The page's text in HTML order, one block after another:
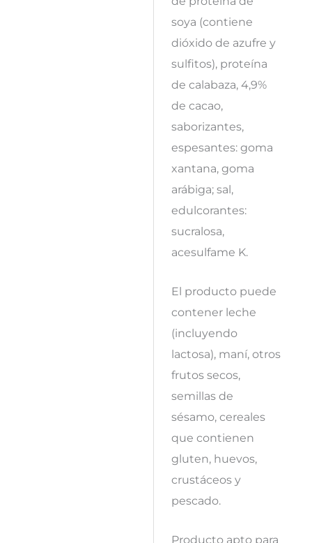
soya (contiene
dióxido de azufre y
sulfitos), proteína
de calabaza, 4,9%
de cacao,
saborizantes,
espesantes: goma
xantana, goma
arábiga; sal,
edulcorantes:
sucralosa,
acesulfame K.
El producto puede
contener leche
(incluyendo
lactosa), maní, otros
frutos secos,
semillas de
sésamo, cereales
que contienen
gluten, huevos,
crustáceos y
pescado.
Producto apto para